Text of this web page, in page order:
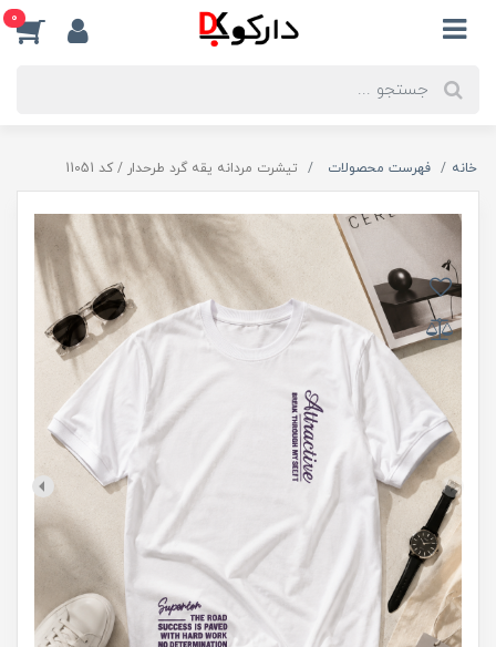
0
خانه فهرست محصولات تیشرت مردانه یقه گرد طرحدار / کد 11051